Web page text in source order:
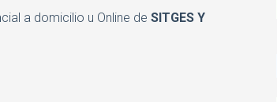
a domicilio u Online de SITGES Y